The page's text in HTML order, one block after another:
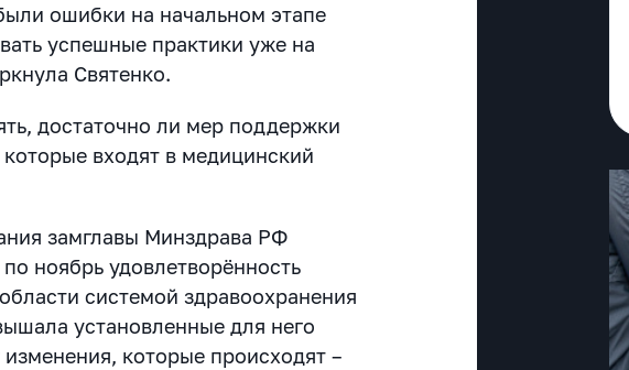
ошибки на начальном этапе
успешные практики уже на
Святенко.
достаточно ли мер поддержки
входят в медицинский
замглавы Минздрава РФ
ноябрь удовлетворённость
системой здравоохранения
установленные для него
которые происходят –